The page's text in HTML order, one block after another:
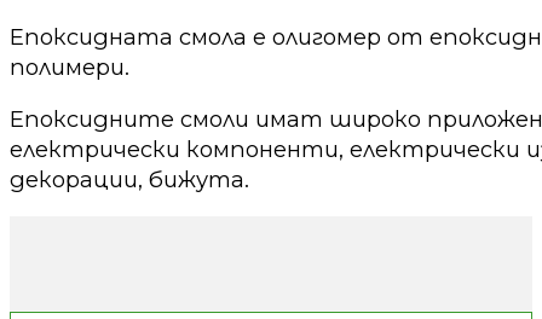
Епоксидната смола е олигомер от
полимери.
Епоксидните смоли имат широко
електрически компоненти, електрически
декорации, бижута.